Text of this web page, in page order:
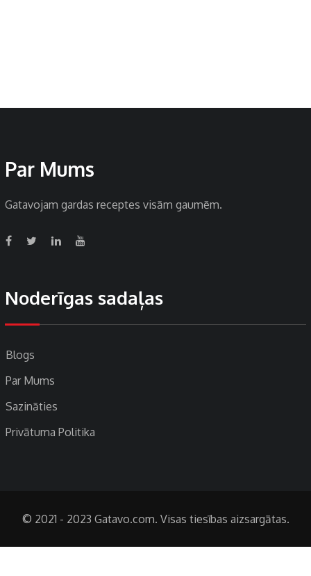
Par Mums
Gatavojam gardas receptes visām gaumēm.
Noderīgas sadaļas
Blogs
Par Mums
Sazināties
Privātuma Politika
© 2021 - 2023 Gatavo.com. Visas tiesības aizsargātas.